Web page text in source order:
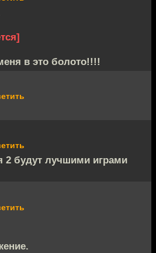
в это болото!!!!
будут лучшими играми